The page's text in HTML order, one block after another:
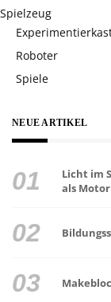
Spielzeug
Roboter
Spiele
NEUE ARTIKEL
Licht im
als